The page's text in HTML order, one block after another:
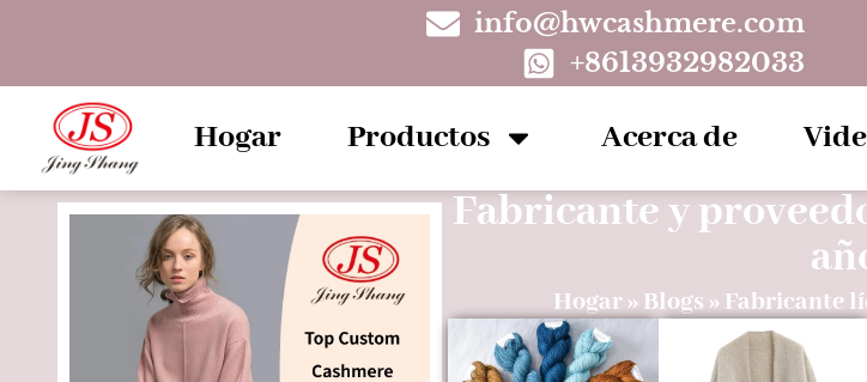
info@hwcashmere.com
+8613932982033
Hogar Productos Acerca de
Fabricante y
Hogar » Blogs » Fabricante